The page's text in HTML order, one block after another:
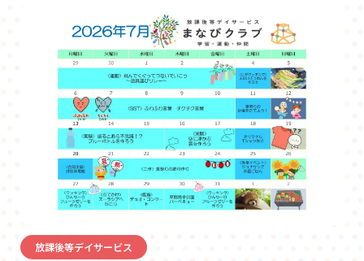
放課後等デイサービス